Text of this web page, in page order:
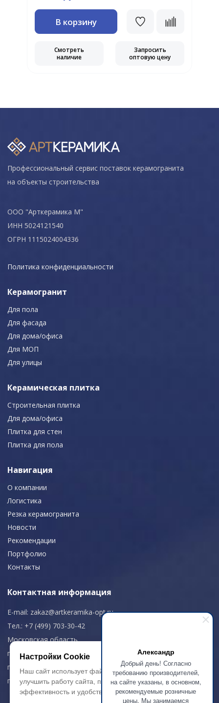
Александр
Добрый день! Согласно
требованию производителей,
на сайте указаны, в основном,
рекомендуемые розничные
цены. Мы занимаемся
В корзину
Смотреть
наличие
Запросить
оптовую цену
Профессиональный сервис поставок керамогранита
на объекты строительства
ООО "Арткерамика М"
ИНН 5024121540
ОГРН 1115024004336
Политика конфиденциальности
Керамогранит
Для пола
Для фасада
Для дома/офиса
Для МОП
Для улицы
Керамическая плитка
Строительная плитка
Для дома/офиса
Плитка для стен
Плитка для пола
Навигация
О компании
Логистика
Резка керамогранита
Новости
Рекомендации
Портфолио
Контакты
Контактная информация
E-mail: zakaz@artkeramika-opt.ru
Тел.: +7 (499) 703-30-42
Московская область,
г. Красногорск
пн-чт: 09.00-18.00
пт: 09.00-17.00
Настройки Cookie
Наш сайт использует файлы cookie, чтобы
улучшить работу сайта, повысить его
эффективность и удобство.